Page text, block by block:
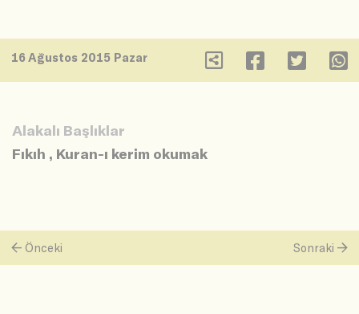
16 Ağustos 2015 Pazar
Alakalı Başlıklar
Fıkıh , Kuran-ı kerim okumak
Önceki Sonraki